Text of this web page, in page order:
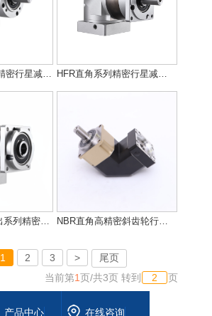
HFRK直角孔输出系列精密行星 HFRK直角孔输出系列精密行星 NBR直角高精密斜齿轮行星减速机 NBR直角高精密斜齿轮行星减速机
1 2 3 >
尾页
当前第1页/共3页 转到 页
产品中心 在线咨询